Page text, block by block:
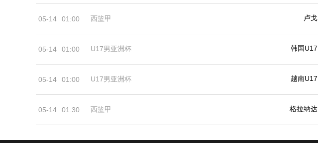
05-14 01:00 西篮甲 卢戈
05-14 01:00 U17男亚洲杯 韩国U17
05-14 01:00 U17男亚洲杯 越南U17
05-14 01:30 西篮甲 格拉纳达